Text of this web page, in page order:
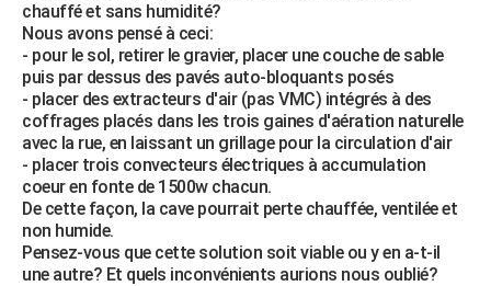
BONS PLANS
CARTE DE VOEUX
Carte de Noël
Carte Bonne année
Carte Saint-Valentin
Carte Pâques
Carte d'anniversaire
DICTIONNAIRE
Dictionnaire
Biographies
Citations
Expressions
Proverbes
PROGRAMME TV
COPAINS D'AVANT
S'inscrire
Se connecter
Lycées
Collèges
Primaires
Universités
Entreprises
Service militaire
Avis de recherche
AVIS DE DÉCÈS
chauffé et sans humidité?
Nous avons pensé à ceci:
- pour le sol, retirer le gravier, placer une couche de sable
puis par dessus des pavés auto-bloquants posés
- placer des extracteurs d'air (pas VMC) intégrés à des
coffrages placés dans les trois gaines d'aération naturelle
avec la rue, en laissant un grillage pour la circulation d'air
- placer trois convecteurs électriques à accumulation
coeur en fonte de 1500w chacun.
De cette façon, la cave pourrait perte chauffée, ventilée et
non humide.
Pensez-vous que cette solution soit viable ou y en a-t-il
une autre? Et quels inconvénients aurions nous oublié?